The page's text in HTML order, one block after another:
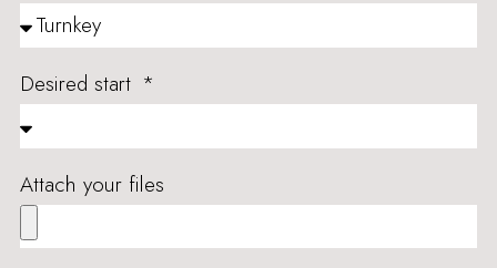
Desired start
Attach your files